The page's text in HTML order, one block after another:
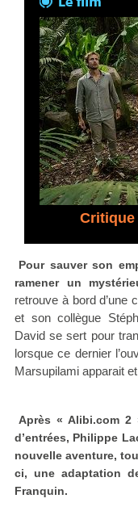
Critique
Pour sauver son
ramener un
retrouve à bord d’une
et son collègue
David se sert pour
lorsque ce dernier
Marsupilami apparait
Après « Alibi.com
d’entrées, Philippe
nouvelle aventure,
ci, une adaptation
Franquin.